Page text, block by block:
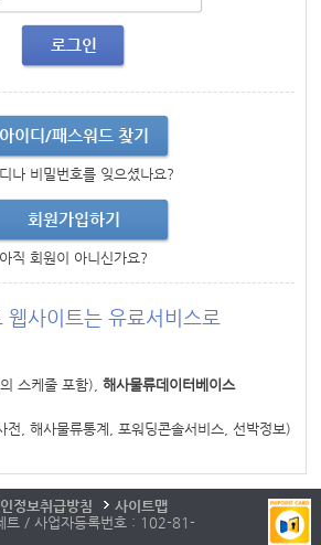
로그인
아이디/패스워드 찾기
나 비밀번호를 잊으셨나요?
회원가입하기
아직 회원이 아니신가요?
웹사이트는 유료서비스로
스케줄 포함),해사물류데이터베이스
전, 해사물류통계, 포워딩콘솔서비스, 선박정보)
정보취급방침
사이트맵
트 / 사업자등록번호 : 102-81-